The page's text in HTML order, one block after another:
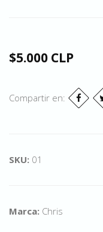
$5.000 CLP
Compartir en:
SKU: 01
Marca: Chris